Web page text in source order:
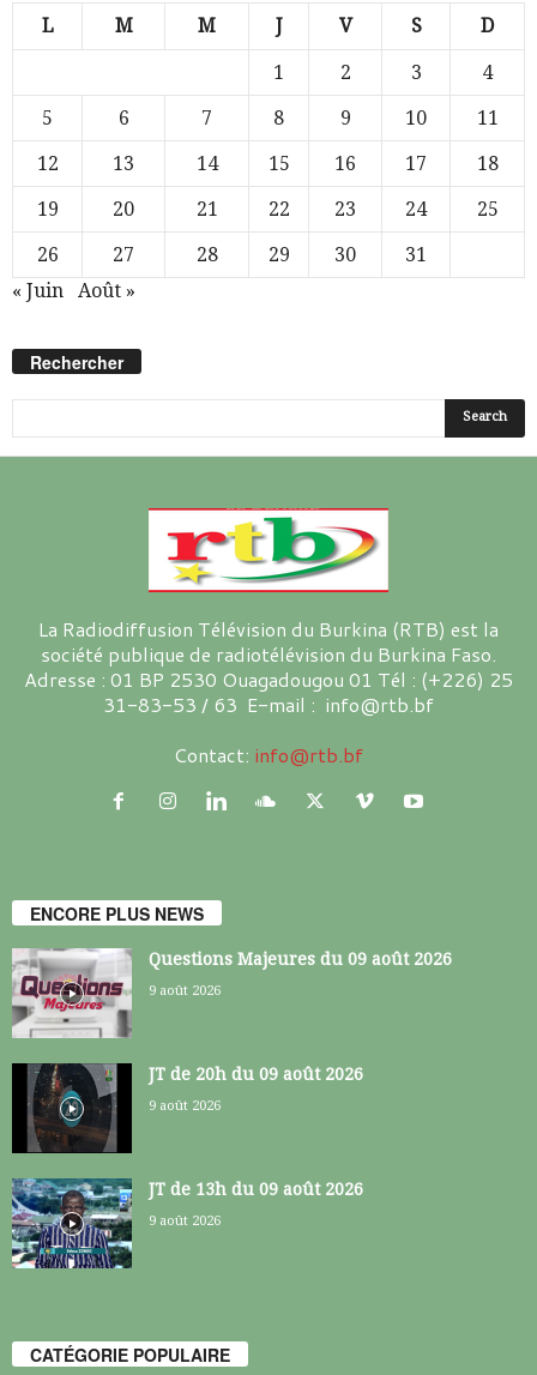
L M M J V S D
1 2 3
4
5
6 7 8 9 10
11
12
13 14 15 16 17
18
19
20 21 22 23 24
25
26
27 28 29 30
31
« Juin
Août »
Rechercher
La Radiodiffusion Télévision du Burkina (RTB) est la
société publique de radiotélévision du Burkina Faso.
Adresse : 01 BP 2530 Ouagadougou 01 Tél : (+226) 25
31-83-53 / 63 E-mail : info@rtb.bf
Contact: info@rtb.bf
ENCORE PLUS NEWS
Questions Majeures du 09 août 2026
9 août 2026
JT de 20h du 09 août 2026
9 août 2026
JT de 13h du 09 août 2026
9 août 2026
CATÉGORIE POPULAIRE